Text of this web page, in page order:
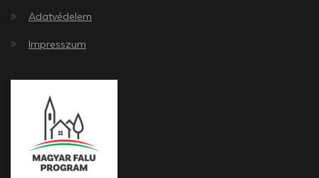
Adatvédelem
Impresszum